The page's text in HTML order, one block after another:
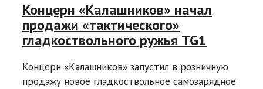
Концерн «Калашников» начал
продажи «тактического»
гладкоствольного ружья TG1
Концерн «Калашников» запустил в розничную
продажу новое гладкоствольное самозарядное